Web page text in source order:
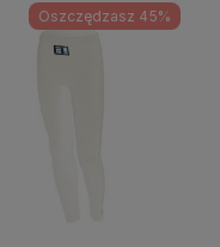
Oszczędzasz 45%